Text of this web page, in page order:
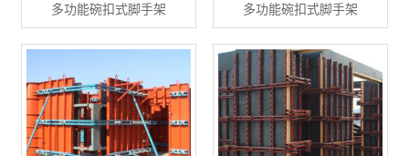
多功能碗扣式脚手架 多功能碗扣式脚手架